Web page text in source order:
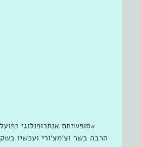
‫#‏סופשנחת‬ אנתרופולוגי
הרבה בשר וצ׳מצ׳ורי ועכשיו